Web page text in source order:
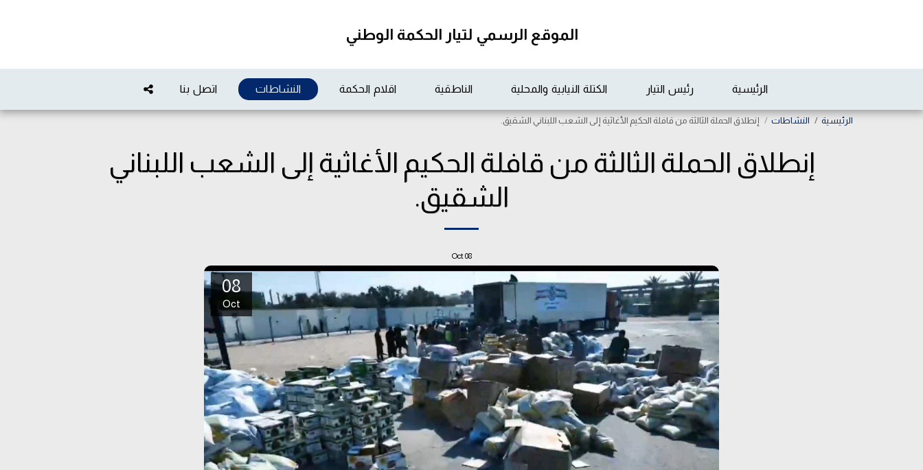
الموقع الرسمي لتيار الحكمة الوطني
الرئيسية رئيس التيار الكتلة النيابية والمحلية الناطقية اقلام الحكمة النشاطات اتصل بنا
الرئيسية النشاطات إنطلاق الحملة الثالثة من قافلة الحكيم الأغاثية إلى الشعب اللبناني الشقيق.
إنطلاق الحملة الثالثة من قافلة الحكيم الأغاثية إلى الشعب اللبناني
الشقيق.
08
Oct
08
Oct